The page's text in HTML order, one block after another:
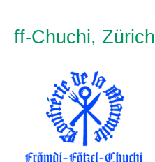
ff-Chuchi, Zürich